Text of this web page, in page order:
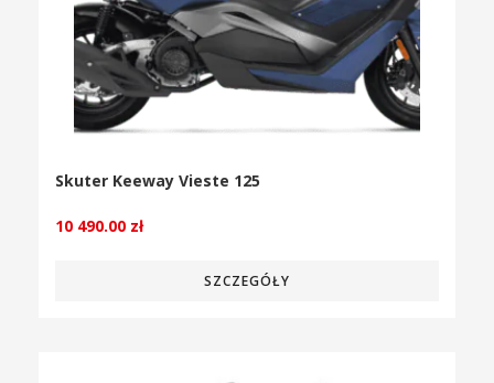
Skuter Keeway Vieste 125
10 490.00 zł
SZCZEGÓŁY